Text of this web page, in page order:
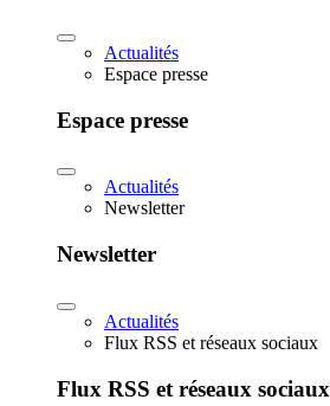
Actualités
Espace presse
Espace presse
Actualités
Newsletter
Newsletter
Actualités
Flux RSS et réseaux sociaux
Flux RSS et réseaux sociaux